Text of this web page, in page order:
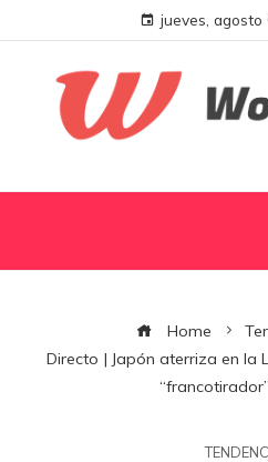
jueves, agosto
Home
Directo | Japón aterriza en la